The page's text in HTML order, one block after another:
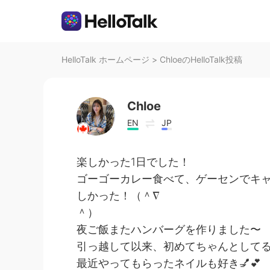
HelloTalk ホームページ > ChloeのHelloTalk投稿
Chloe
EN JP
楽しかった1日でした！
ゴーゴーカレー食べて、ゲーセンでキ
しかった！（＾∇
＾）
夜ご飯またハンバーグを作りました〜
引っ越して以来、初めてちゃんとして
最近やってもらったネイルも好き💅💕